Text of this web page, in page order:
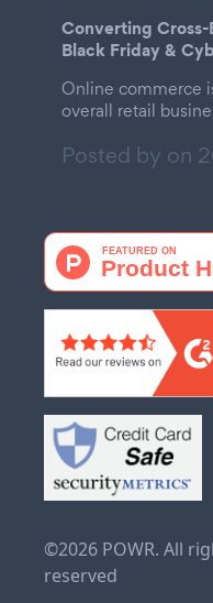
Converting
Black Friday &
Online commerce
overall retail
Posted by on
©2026 POWR. All
reserved